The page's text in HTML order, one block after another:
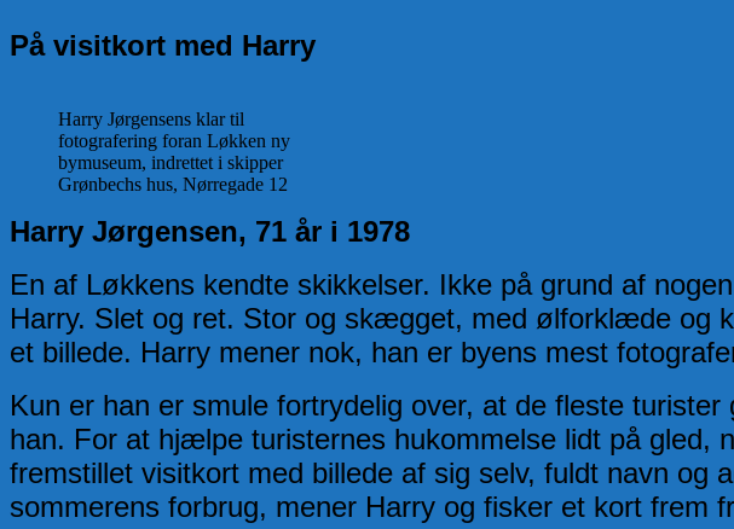
På visitkort med Harry
Harry Jørgensens klar til
fotografering foran Løkken ny
bymuseum, indrettet i skipper
Grønbechs hus, Nørregade 12
Harry Jørgensen, 71 år i 1978
En af Løkkens kendte skikkelser. Ikke på grund af
Harry. Slet og ret. Stor og skægget, med ølforklæde og
et billede. Harry mener nok, han er byens mest
Kun er han er smule fortrydelig over, at de fleste
han. For at hjælpe turisternes hukommelse lidt på gled,
fremstillet visitkort med billede af sig selv, fuldt navn
sommerens forbrug, mener Harry og fisker et kort frem